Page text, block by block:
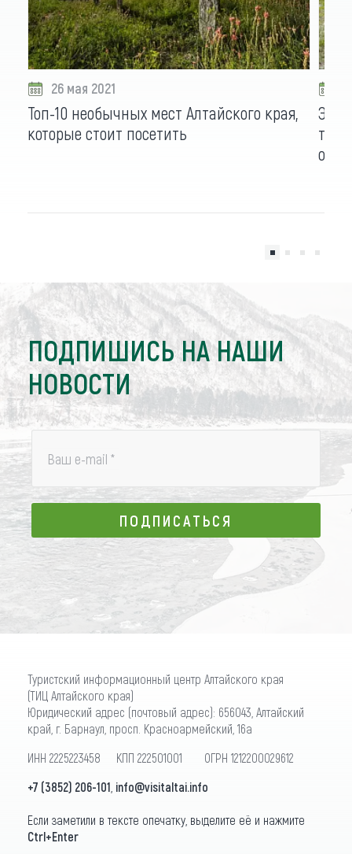
26 мая 2021
Топ-10 необычных мест Алтайского края,
которые стоит посетить
ПОДПИШИСЬ НА НАШИ
НОВОСТИ
Ваш e-mail *
ПОДПИСАТЬСЯ
ПОДПИСАТЬСЯ
Туристский информационный центр Алтайского края
(ТИЦ Алтайского края)
Юридический адрес (почтовый адрес): 656043, Алтайский
край, г. Барнаул, просп. Красноармейский, 16а
ИНН 2225223458 КПП 222501001 ОГРН 1212200029612
+7 (3852) 206-101 info@visitaltai.info
Если заметили в тексте опечатку, выделите её и нажмите
Ctrl+Enter